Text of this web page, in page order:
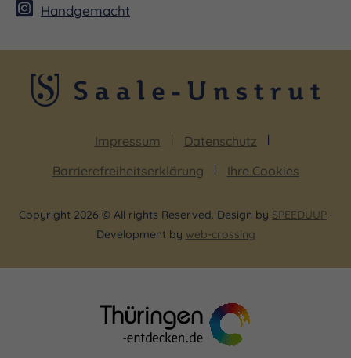
Handgemacht
Impressum
Datenschutz
Barrierefreiheitserklärung
Ihre Cookies
Copyright 2026 © All rights Reserved. Design by SPEEDUUP ·
Development by web-crossing